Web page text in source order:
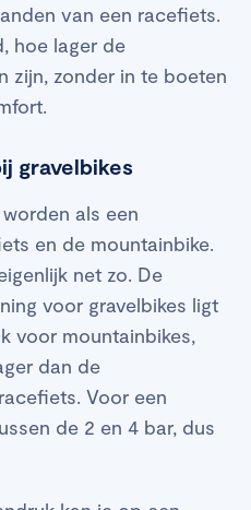
van een racefiets.
hoe lager de
zijn, zonder in te boeten
gravelbikes
als een
en de mountainbike.
net zo. De
voor gravelbikes ligt
voor mountainbikes,
dan de
Voor een
de 2 en 4 bar, dus